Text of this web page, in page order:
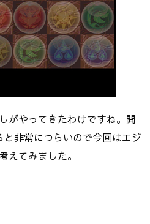
がやってきたわけですね。開
非常につらいので今回はエジ
えてみました。